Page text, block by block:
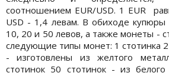
соотношением EUR/USD. 1 ЕUR
USD - 1,4 левам. В обиходе
10, 20 и 50 левов, а также монеты -
следующие типы монет: 1 стотинка
- изготовлены из желтого
стотинок 50 стотинок - из белого